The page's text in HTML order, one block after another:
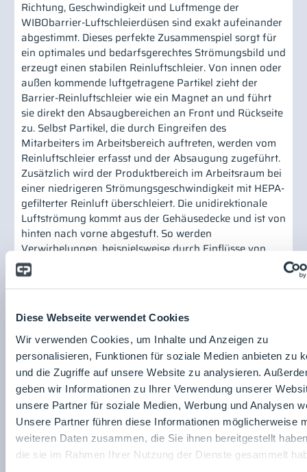
Diese Webseite verwendet Cookies
Wir verwenden Cookies, um Inhalte und Anzeigen zu
personalisieren, Funktionen für soziale Medien anbieten zu
und die Zugriffe auf unsere Website zu analysieren.
geben wir Informationen zu Ihrer Verwendung unserer
unsere Partner für soziale Medien, Werbung und Analysen
Unsere Partner führen diese Informationen möglicherweise
weiteren Daten zusammen, die Sie ihnen bereitgestellt
die sie im Rahmen Ihrer Nutzung der Dienste gesammelt
Richtung, Geschwindigkeit und Luftmenge der
WIBObarrier-Luftschleierdüsen sind exakt aufeinander
abgestimmt. Dieses perfekte Zusammenspiel sorgt für
ein optimales und bedarfsgerechtes Strömungsbild und
erzeugt einen stabilen Reinluftschleier. Von innen oder
außen kommende luftgetragene Partikel zieht der
Barrier-Reinluftschleier wie ein Magnet an und führt
sie direkt den Absaugbereichen an Front und Rückseite
zu. Selbst Partikel, die durch Eingreifen des
Mitarbeiters im Arbeitsbereich auftreten, werden vom
Reinluftschleier erfasst und der Absaugung zugeführt.
Zusätzlich wird der Produktbereich im Arbeitsraum bei
einer niedrigeren Strömungsgeschwindigkeit mit HEPA-
gefilterter Reinluft überschleiert. Die unidirektionale
Luftströmung kommt aus der Gehäusedecke und ist von
hinten nach vorne abgestuft. So werden
Verwirbelungen, beispielsweise durch Einflüsse von
Zugluft oder durch Bewegungen des Bedieners ebenso
wirksam vermieden, wie ein ungewollter
Produkteintrag. Innerhalb der Rückwand erfolgt eine 3-
H14 / H14. Je nach Toxizität der Stoffe lässt sich durch
Verwendung einer Schiebescheibe mit
Handschuheingriffen ein OEL-Wert von ≤ 10 µg/m3
erreichen. Dank des modularen Konzeptes ist die
Anlage umrüstbar auf den Einsatz mit einer
Klappscheibe mit Handschuheingriffen. So wird ein
OEL-Wert ≤ 1 µg/m3 erreicht. Der Filteraustausch erfolgt
nach dem „safe change“-Prinzip sicher und
kontaminationsfrei.